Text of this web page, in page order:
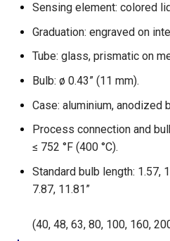
Sensing element: colored
Graduation: engraved on
Tube: glass, prismatic on
Bulb: ø 0.43” (11 mm).
Case: aluminium, anodized
Process connection and
≤ 752 °F (400 °C).
Standard bulb length: 1.57,
7.87, 11.81”
(40, 48, 63, 80, 100, 160,